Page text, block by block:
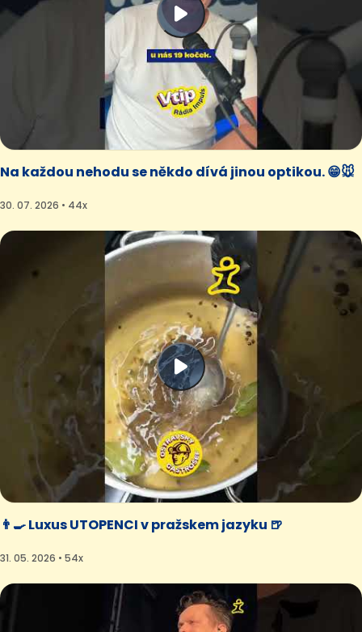
Na každou nehodu se někdo dívá jinou optikou. 😁🐭
30. 07. 2026 • 44x
👨‍🍳 Luxus UTOPENCI v pražskem jazyku 🍺
31. 05. 2026 • 54x